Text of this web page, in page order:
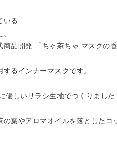
いる
商品開発 「ちゃ茶ちゃ マスクの
るインナーマスクです。
優しいサラシ生地でつくりました
の葉やアロマオイルを落としたコ